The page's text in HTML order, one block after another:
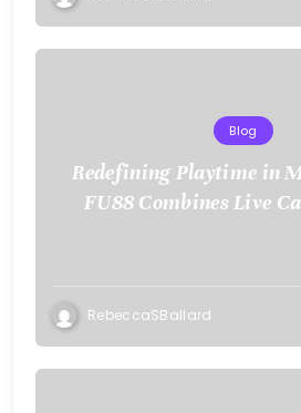
Blog
Redefining Playtime in
FU88 Combines Live
RebeccaSBallard